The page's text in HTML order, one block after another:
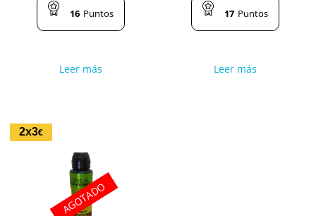
16 Puntos
Leer más
17 Puntos
Leer más
2x3€
AGOTADO